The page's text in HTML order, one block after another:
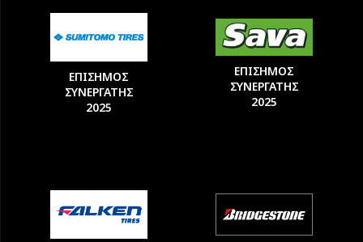
ΕΠΙΣΗΜΟΣ
ΣΥΝΕΡΓΑΤΗΣ
2025
ΕΠΙΣΗΜΟΣ
ΣΥΝΕΡΓΑΤΗΣ
2025